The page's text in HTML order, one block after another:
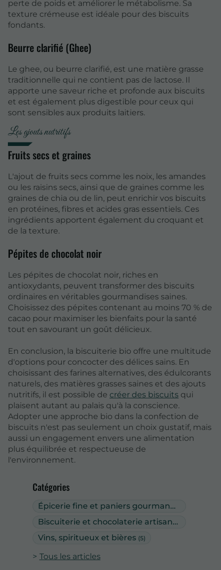
Catégories
Épicerie fine et paniers gourmands
Biscuiterie et chocolaterie artisanale
Vins, spiritueux et bières (5)
Tous les articles
perte de poids et améliorer le métabolisme. Sa
texture crémeuse est idéale pour des biscuits
fondants.
Beurre clarifié (Ghee)
Le ghee, ou beurre clarifié, est une matière grasse
traditionnelle qui ne contient pas de lactose. Il
apporte une saveur riche et profonde aux biscuits
et est également plus digestible pour ceux qui
sont sensibles aux produits laitiers.
Les ajouts nutritifs
Fruits secs et graines
L'ajout de fruits secs comme les noix, les amandes
ou les raisins secs, ainsi que de graines comme les
graines de chia ou de lin, peut enrichir vos biscuits
en protéines, fibres et acides gras essentiels. Ces
ingrédients apportent également du croquant et
de la texture.
Pépites de chocolat noir
Les pépites de chocolat noir, riches en
antioxydants, peuvent transformer des biscuits
ordinaires en véritables gourmandises saines.
Choisissez des pépites contenant au moins 70 % de
cacao pour maximiser les bienfaits pour la santé
tout en savourant un goût délicieux.
En conclusion, la biscuiterie bio offre une multitude
d'options pour concocter des délices sains. En
choisissant des farines alternatives, des édulcorants
naturels, des matières grasses saines et des ajouts
nutritifs, il est possible de créer des biscuits qui
plaisent autant au palais qu'à la conscience.
Adopter une approche bio dans la confection de
biscuits n'est pas seulement un choix gustatif, mais
aussi un engagement envers une alimentation
plus équilibrée et respectueuse de
l'environnement.